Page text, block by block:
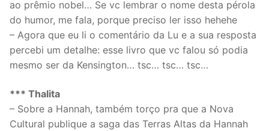
ao prêmio nobel… Se vc lembrar o nome desta pérola
do humor, me fala, porque preciso ler isso hehehe
– Agora que eu li o comentário da Lu e a sua resposta
percebi um detalhe: esse livro que vc falou só podia
mesmo ser da Kensington… tsc… tsc… tsc…
*** Thalita
– Sobre a Hannah, também torço pra que a Nova
Cultural publique a saga das Terras Altas da Hannah